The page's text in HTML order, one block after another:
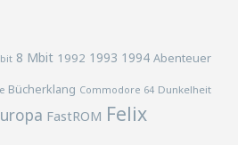
8 Mbit 1992 1993 1994 Abenteuer
Bücherklang Commodore 64 Dunkelheit
FastROM Felix